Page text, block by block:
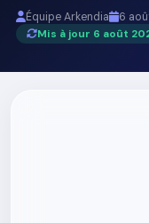
Équipe Arkendia 6
Mis à jour 6 août